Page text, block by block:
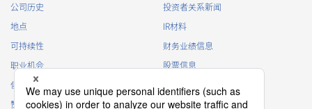
To provide campaigns and events for the Customers, etc.
・
To improve customer service, including market research,
data analysis, and the planning and development of
・
To control the data of the Customers, etc.
公司历史
地点
可持续性
职业机会
俱乐部活动
赞助
投资者关系新闻
IR材料
财务业绩信息
股票信息
IR日历
IR常见问题